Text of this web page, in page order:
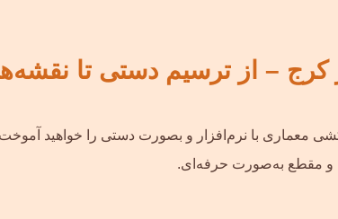
– از ترسیم دستی تا
معماری با نرم‌افزار و بصورت دستی را خواهید
و مقطع به‌صورت حرفه‌ای.